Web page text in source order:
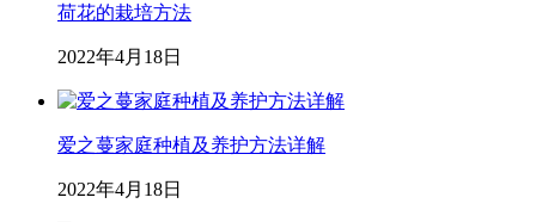
荷花的栽培方法
2022年4月18日
爱之蔓家庭种植及养护方法详解
2022年4月18日